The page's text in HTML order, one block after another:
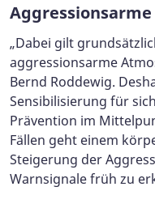
„Dabei gilt
aggressionsarme
Bernd Roddewig.
Sensibilisierung für
Prävention im
Fällen geht einem
Steigerung der
Warnsignale früh zu